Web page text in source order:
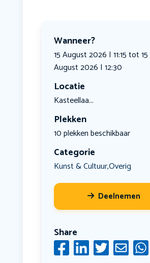
Wanneer?
15 August 2026 | 11:15 tot 15
August 2026 | 12:30
Locatie
Kasteellaa...
Plekken
10 plekken beschikbaar
Categorie
Kunst & Cultuur,Overig
Deelnemen
Share